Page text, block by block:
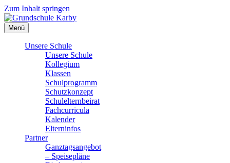
Zum Inhalt springen
Menü
Unsere Schule
Unsere Schule
Kollegium
Klassen
Schulprogramm
Schutzkonzept
Schulelternbeirat
Fachcurricula
Kalender
Elterninfos
Partner
Ganztagsangebot
– Speisepläne